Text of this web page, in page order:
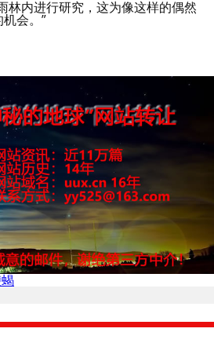
林内进行研究，这为像这样的偶然
会。”